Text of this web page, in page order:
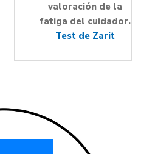
valoración de la
fatiga del cuidador.
Test de Zarit